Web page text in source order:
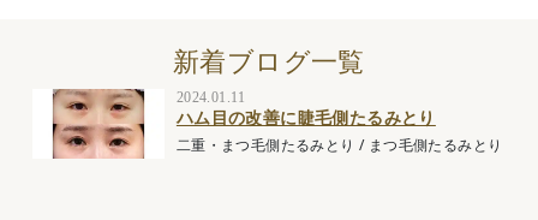
新着ブログ一覧
2024.01.11
ハム目の改善に睫毛側たるみとり
二重・まつ毛側たるみとり / まつ毛側たるみとり